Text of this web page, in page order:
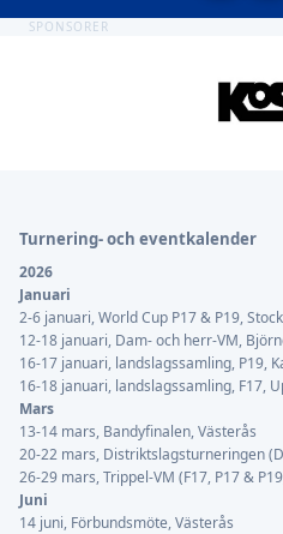
SPONSORER
Turnering- och eventkalender
2026
Januari
2-6 januari, World Cup P17 & P19,
12-18 januari, Dam- och herr-VM,
16-17 januari, landslagssamling, P19,
16-18 januari, landslagssamling, F17,
Mars
13-14 mars, Bandyfinalen, Västerås
20-22 mars, Distriktslagsturneringen
26-29 mars, Trippel-VM (F17, P17 &
Juni
14 juni, Förbundsmöte, Västerås